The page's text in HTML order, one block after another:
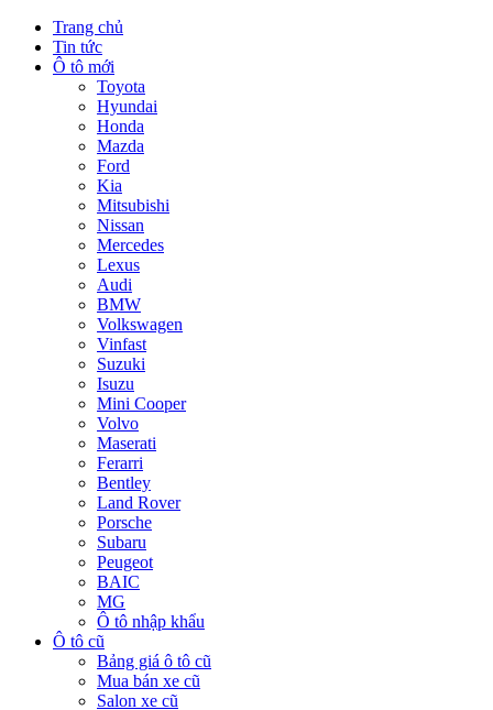
Trang chủ
Tin tức
Ô tô mới
Toyota
Hyundai
Honda
Mazda
Ford
Kia
Mitsubishi
Nissan
Mercedes
Lexus
Audi
BMW
Volkswagen
Vinfast
Suzuki
Isuzu
Mini Cooper
Volvo
Maserati
Ferarri
Bentley
Land Rover
Porsche
Subaru
Peugeot
BAIC
MG
Ô tô nhập khẩu
Ô tô cũ
Bảng giá ô tô cũ
Mua bán xe cũ
Salon xe cũ